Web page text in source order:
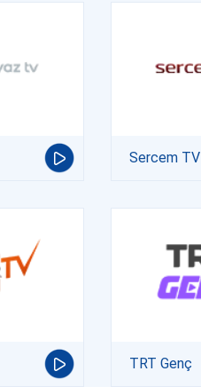
Sercem TV
TRT Genç